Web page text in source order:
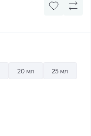
20 мл 25 мл